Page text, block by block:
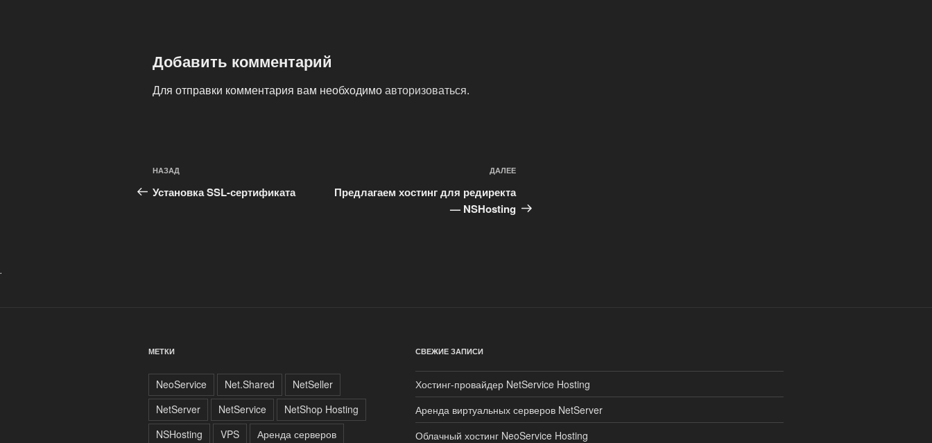
Добавить комментарий
Для отправки комментария вам необходимоавторизоваться.
Навигация
по
Предыдущая
запись:
НАЗАД
Установка SSL-сертификата
ДАЛЕЕ
Предлагаем хостинг для редиректа
— NSHosting
.
МЕТКИ
NeoService Net.Shared
NetSeller
NetServer
NetService
NetShop Hosting
NSHosting
VPS
Аренда серверов
СВЕЖИЕ ЗАПИСИ
Хостинг-провайдер NetService Hosting
Аренда виртуальных серверов NetServer
Облачный хостинг NeoService Hosting